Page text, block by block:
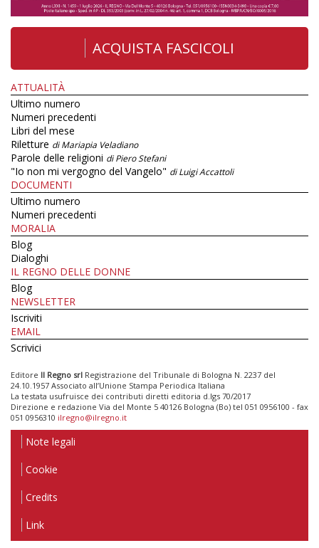
ACQUISTA FASCICOLI
ATTUALITÀ
Ultimo numero
Numeri precedenti
Libri del mese
Riletture di Mariapia Veladiano
Parole delle religioni di Piero Stefani
"Io non mi vergogno del Vangelo" di Luigi Accattoli
DOCUMENTI
Ultimo numero
Numeri precedenti
MORALIA
Blog
Dialoghi
IL REGNO DELLE DONNE
Blog
NEWSLETTER
Iscriviti
EMAIL
Scrivici
Editore Il Regno srl Registrazione del Tribunale di Bologna N. 2237 del
24.10.1957 Associato all’Unione Stampa Periodica Italiana
La testata usufruisce dei contributi diretti editoria d.lgs 70/2017
Direzione e redazione Via del Monte 5 40126 Bologna (Bo) tel 051 0956100 - fax
051 0956310 ilregno@ilregno.it
Note legali
Cookie
Credits
Link